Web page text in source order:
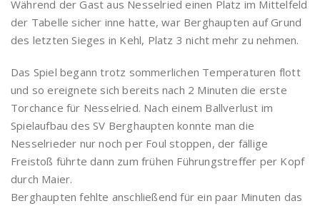
Während der Gast aus Nesselried einen Platz im Mittelfeld
der Tabelle sicher inne hatte, war Berghaupten auf Grund
des letzten Sieges in Kehl, Platz 3 nicht mehr zu nehmen.
Das Spiel begann trotz sommerlichen Temperaturen flott
und so ereignete sich bereits nach 2 Minuten die erste
Torchance für Nesselried. Nach einem Ballverlust im
Spielaufbau des SV Berghaupten konnte man die
Nesselrieder nur noch per Foul stoppen, der fällige
Freistoß führte dann zum frühen Führungstreffer per Kopf
durch Maier.
Berghaupten fehlte anschließend für ein paar Minuten das